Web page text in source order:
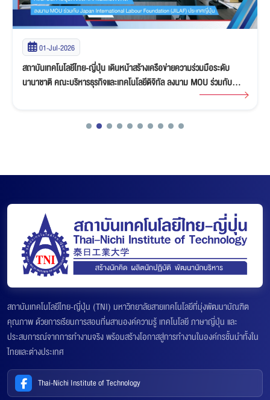
01-Jul-2026
สถาบันเทคโนโลยีไทย-ญี่ปุ่น เดินหน้าสร้างเครือข่ายความร่วมมือระดับ
นานาชาติ คณะบริหารธุรกิจและเทคโนโลยีดิจิทัล ลงนาม MOU ร่วมกับ
Japan International Labour Foundation (JILAF) ประเทศญี่ปุ่น
สถาบันเทคโนโลยีไทย-ญี่ปุ่น (TNI) มหาวิทยาลัยสายเทคโนโลยีที่มุ่งพัฒนาบัณฑิต
คุณภาพ ด้วยการเรียนการสอนที่ผสานองค์ความรู้ เทคโนโลยี ภาษาญี่ปุ่น และ
ประสบการณ์จากการทำงานจริง พร้อมสร้างโอกาสสู่การทำงานในองค์กรชั้นนำทั้งใน
ไทยและต่างประเทศ
Thai-Nichi Institute of Technology